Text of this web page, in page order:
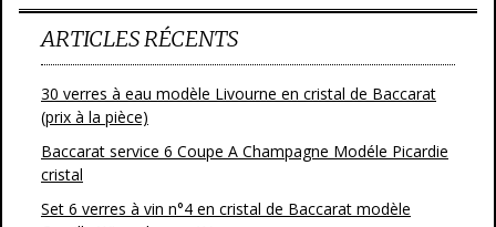
ARTICLES RÉCENTS
30 verres à eau modèle Livourne en cristal de Baccarat
(prix à la pièce)
Baccarat service 6 Coupe A Champagne Modéle Picardie
cristal
Set 6 verres à vin n°4 en cristal de Baccarat modèle